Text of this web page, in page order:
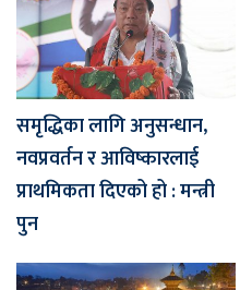
समृद्धिका लागि अनुसन्धान,
नवप्रवर्तन र आविष्कारलाई
प्राथमिकता दिएको हो : मन्त्री
पुन